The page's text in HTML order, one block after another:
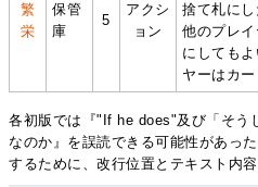
繁
栄
保管
庫
5
アクシ
ョン
捨て札に
他のプレ
にしても
ヤーはカー
各初版では『"If he does"及び「そう
なのか』を誤読できる可能性があっ
するために、改行位置とテキスト内